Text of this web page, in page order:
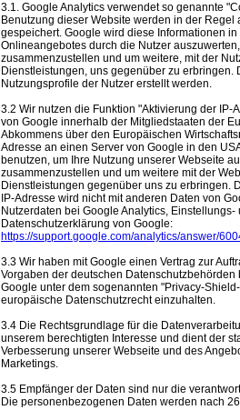
3.1. Google Analytics verwendet so genannte
Benutzung dieser Website werden in der
gespeichert. Google wird diese Informationen
Onlineangebotes durch die Nutzer
zusammenzustellen und um weitere, mit der
Dienstleistungen, uns gegenüber zu
Nutzungsprofile der Nutzer erstellt werden.
3.2 Wir nutzen die Funktion "Aktivierung der
von Google innerhalb der Mitgliedstaaten der
Abkommens über den Europäischen
Adresse an einen Server von Google in den
benutzen, um Ihre Nutzung unserer Webseite
zusammenzustellen und um weitere mit der
Dienstleistungen gegenüber uns zu erbringen.
IP-Adresse wird nicht mit anderen Daten von
Nutzerdaten bei Google Analytics,
Datenschutzerklärung von Google:
https://support.google.com/analytics/answer/
3.3 Wir haben mit Google einen Vertrag zur
Vorgaben der deutschen
Google unter dem sogenannten "Privacy-
europäische Datenschutzrecht einzuhalten.
3.4 Die Rechtsgrundlage für die
unserem berechtigten Interesse und dient der
Verbesserung unserer Webseite und des
Marketings.
3.5 Empfänger der Daten sind nur die
Die personenbezogenen Daten werden nach